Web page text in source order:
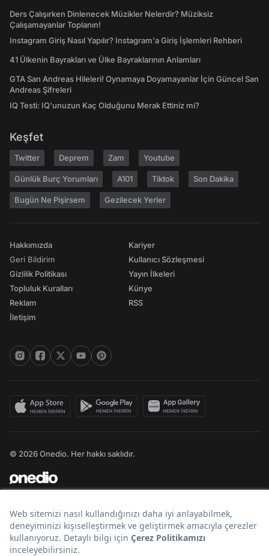
Ders Çalışırken Dinlenecek Müzikler Nelerdir? Müziksiz
Çalışamayanlar Toplanın!
Instagram Giriş Nasıl Yapılır? Instagram'a Giriş İşlemleri Rehberi
41 Ülkenin Bayrakları ve Ülke Bayraklarının Anlamları
GTA San Andreas Hileleri! Oynamaya Doyamayanlar İçin Güncel San
Andreas Şifreleri
IQ Testi: IQ'unuzun Kaç Olduğunu Merak Ettiniz mi?
Keşfet
Twitter Deprem Zam Youtube
Günlük Burç Yorumları A101 Tiktok Son Dakika
Bugün Ne Pişirsem Gezilecek Yerler
Hakkımızda
Geri Bildirim
Gizlilik Politikası
Topluluk Kuralları
Reklam
İletişim
Kariyer
Kullanıcı Sözleşmesi
Yayın İlkeleri
Künye
RSS
© 2026 Onedio. Her hakkı saklıdır.
Bir markasıdır.